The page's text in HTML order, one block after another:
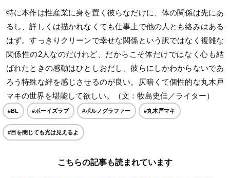
特に本作は性産業に身を置く彼らなだけに、体の関係は先にあ
るし、詳しくは描かれなくても仕事上で他の人とも絡みはある
はず。すっきりクリーンで幸せな関係という訳ではなく複雑な
関係性の2人なのだけれど、だからこそ体だけではなく心も結
ばれたときの感動はひとしおだし、彼らにしかわからないであ
ろう特殊な絆を感じさせるのが良い。仄暗くて個性的な丸木戸
マキの世界を堪能して欲しい。（文：牧島史佳／ライター）
#BL #ボーイズラブ #ポルノグラファー #丸木戸マキ
#目を閉じても光は見えるよ
こちらの記事も読まれています